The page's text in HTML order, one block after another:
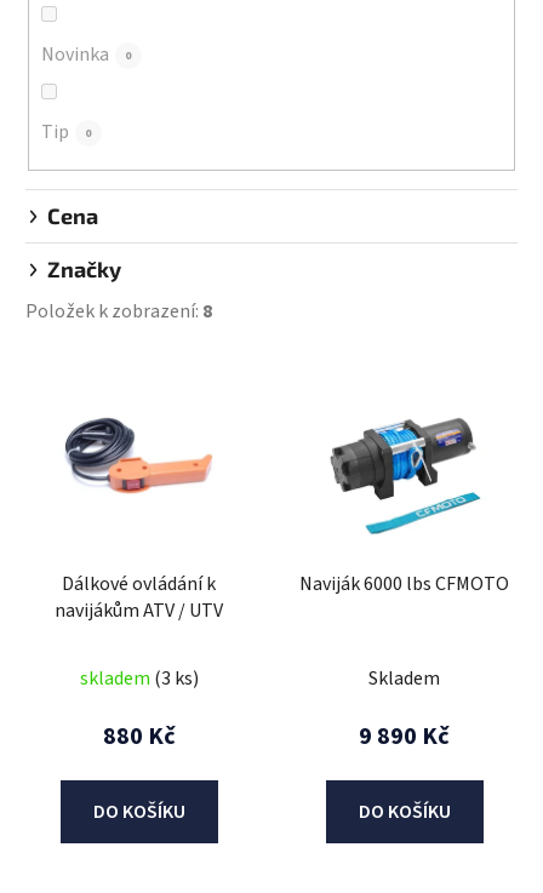
Novinka 0
Tip 0
Cena
Značky
Položek k zobrazení: 8
Dálkové ovládání k
navijákům ATV / UTV
skladem (3 ks)
880 Kč
DO KOŠÍKU
Naviják 6000 lbs CFMOTO
Skladem
9 890 Kč
DO KOŠÍKU